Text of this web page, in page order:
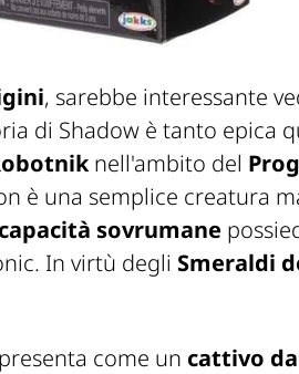
, sarebbe interessante
di Shadow è tanto epica
nell'ambito del
è una semplice creatura
capacità sovrumane
In virtù degli Smeraldi
come un cattivo